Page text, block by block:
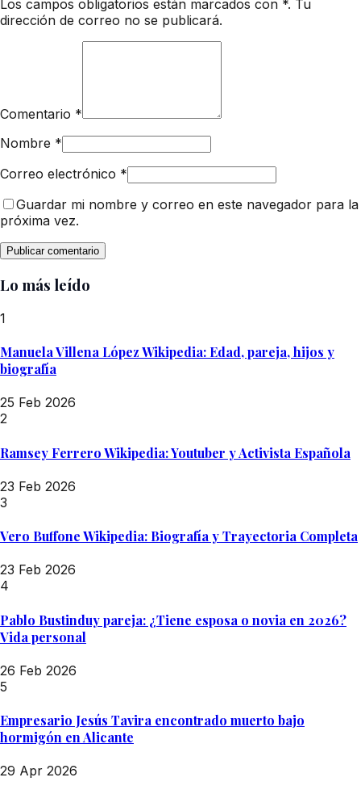
Los campos obligatorios están marcados con *. Tu
dirección de correo no se publicará.
Comentario *
Nombre *
Correo electrónico *
Guardar mi nombre y correo en este navegador para la
próxima vez.
Lo más leído
1
Manuela Villena López Wikipedia: Edad, pareja, hijos y
biografía
25 Feb 2026
2
Ramsey Ferrero Wikipedia: Youtuber y Activista Española
23 Feb 2026
3
Vero Buffone Wikipedia: Biografía y Trayectoria Completa
23 Feb 2026
4
Pablo Bustinduy pareja: ¿Tiene esposa o novia en 2026?
Vida personal
26 Feb 2026
5
Empresario Jesús Tavira encontrado muerto bajo
hormigón en Alicante
29 Apr 2026